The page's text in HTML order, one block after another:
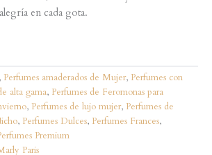
actual
en cada gota.
, Perfumes amaderados de Mujer, Perfumes con
alta gama, Perfumes de Feromonas para
, Perfumes de lujo mujer, Perfumes de
, Perfumes Dulces, Perfumes Frances,
Premium
Paris